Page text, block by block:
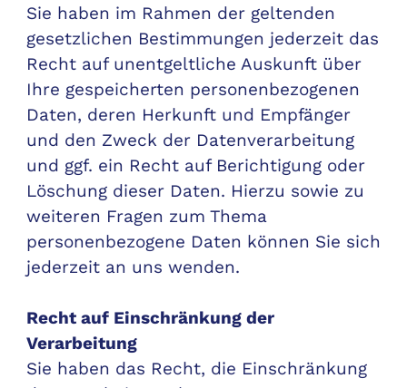
Sie haben im Rahmen der geltenden
gesetzlichen Bestimmungen jederzeit das
Recht auf unentgeltliche Auskunft über
Ihre gespeicherten personenbezogenen
Daten, deren Herkunft und Empfänger
und den Zweck der Datenverarbeitung
und ggf. ein Recht auf Berichtigung oder
Löschung dieser Daten. Hierzu sowie zu
weiteren Fragen zum Thema
personenbezogene Daten können Sie sich
jederzeit an uns wenden.
Recht auf Einschränkung der
Verarbeitung
Sie haben das Recht, die Einschränkung